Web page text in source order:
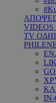
VIDEOS
TV
IN-